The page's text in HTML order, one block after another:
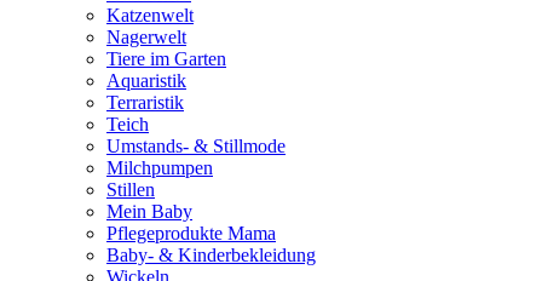
Katzenwelt
Nagerwelt
Tiere im Garten
Aquaristik
Terraristik
Teich
Umstands- & Stillmode
Milchpumpen
Stillen
Mein Baby
Pflegeprodukte Mama
Baby- & Kinderbekleidung
Wickeln